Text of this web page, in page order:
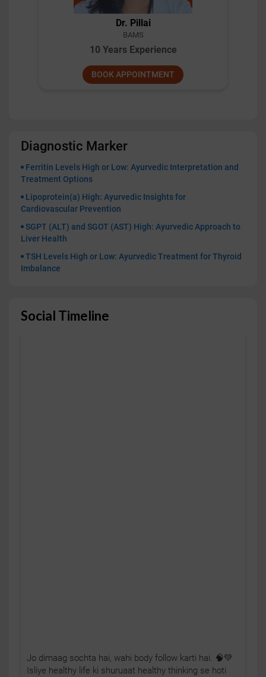
Dr. Nasim Shaikh
BAMS
27 Years Experience
BOOK APPOINTMENT
Diagnostic Marker
Ferritin Levels High or Low: Ayurvedic Interpretation and
Treatment Options
Lipoprotein(a) High: Ayurvedic Insights for
Cardiovascular Prevention
SGPT (ALT) and SGOT (AST) High: Ayurvedic Approach to
Liver Health
TSH Levels High or Low: Ayurvedic Treatment for Thyroid
Imbalance
Social Timeline
Jo dimaag sochta hai, wahi body follow karti hai. 🧠💚
Isliye healthy life ki shuruaat healthy thinking se hoti